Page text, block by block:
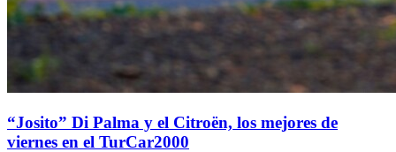
“Josito” Di Palma y el Citroën, los mejores de
viernes en el TurCar2000